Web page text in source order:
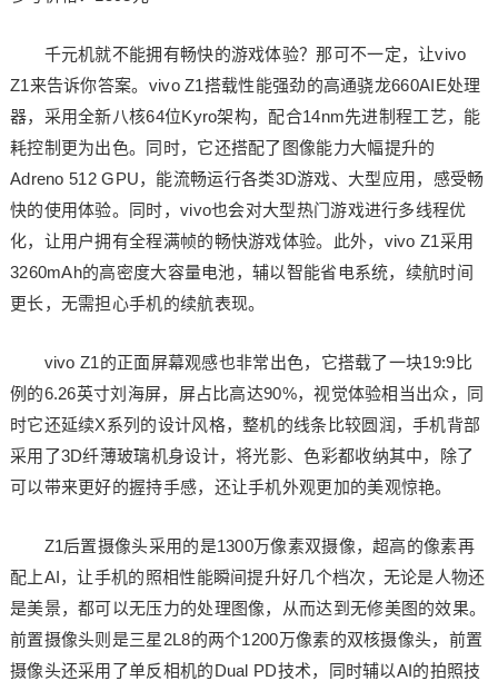
千元机就不能拥有畅快的游戏体验？那可不一定，让vivo
Z1来告诉你答案。vivo Z1搭载性能强劲的高通骁龙660AIE处理
器，采用全新八核64位Kyro架构，配合14nm先进制程工艺，能
耗控制更为出色。同时，它还搭配了图像能力大幅提升的
Adreno 512 GPU，能流畅运行各类3D游戏、大型应用，感受畅
快的使用体验。同时，vivo也会对大型热门游戏进行多线程优
化，让用户拥有全程满帧的畅快游戏体验。此外，vivo Z1采用
3260mAh的高密度大容量电池，辅以智能省电系统，续航时间
更长，无需担心手机的续航表现。
vivo Z1的正面屏幕观感也非常出色，它搭载了一块19:9比
例的6.26英寸刘海屏，屏占比高达90%，视觉体验相当出众，同
时它还延续X系列的设计风格，整机的线条比较圆润，手机背部
采用了3D纤薄玻璃机身设计，将光影、色彩都收纳其中，除了
可以带来更好的握持手感，还让手机外观更加的美观惊艳。
Z1后置摄像头采用的是1300万像素双摄像，超高的像素再
配上AI，让手机的照相性能瞬间提升好几个档次，无论是人物还
是美景，都可以无压力的处理图像，从而达到无修美图的效果。
前置摄像头则是三星2L8的两个1200万像素的双核摄像头，前置
摄像头还采用了单反相机的Dual PD技术，同时辅以AI的拍照技